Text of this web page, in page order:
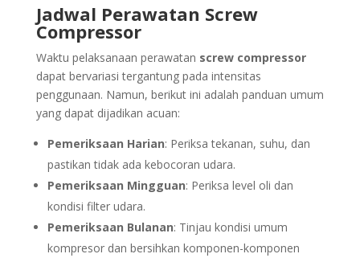
Jadwal Perawatan Screw
Compressor
Waktu pelaksanaan perawatan screw compressor
dapat bervariasi tergantung pada intensitas
penggunaan. Namun, berikut ini adalah panduan umum
yang dapat dijadikan acuan:
Pemeriksaan Harian: Periksa tekanan, suhu, dan
pastikan tidak ada kebocoran udara.
Pemeriksaan Mingguan: Periksa level oli dan
kondisi filter udara.
Pemeriksaan Bulanan: Tinjau kondisi umum
kompresor dan bersihkan komponen-komponen